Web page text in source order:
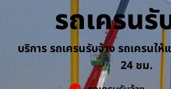
รถเครนรั
บริการ รถเครนรับจ้าง รถเครนให้
24 ชม.